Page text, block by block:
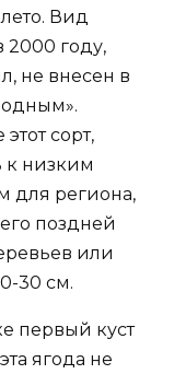
Вид
2000 году,
не внесен в
сорт,
к низким
для региона,
поздней
или
30 см.
первый куст
ягода не